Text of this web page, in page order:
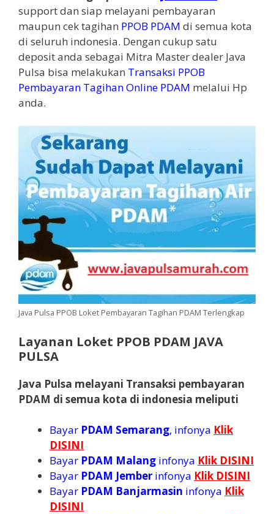
support dan siap melayani pembayaran
maupun cek tagihan PPOB PDAM di semua kota
di seluruh indonesia. Dengan cukup satu
deposit anda sebagai Mitra Master dealer Java
Pulsa bisa melakukan Transaksi PPOB
Pembayaran Tagihan Online PDAM melalui Hp
anda.
Java Pulsa PPOB Loket Pembayaran Tagihan PDAM Terlengkap
Layanan Loket PPOB PDAM JAVA
PULSA
Java Pulsa melayani Transaksi pembayaran
PDAM di semua kota di indonesia meliputi
Bayar PDAM Semarang, infonya Klik
DISINI
Bayar PDAM Malang infonya Klik DISINI
Bayar PDAM Jember infonya Klik DISINI
Bayar PDAM Banjarmasin infonya Klik
DISINI